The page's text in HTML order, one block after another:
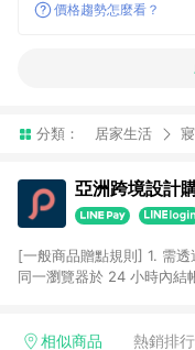
價格趨勢怎麼看？
分類： 居家生活
亞洲跨境設計
[一般商品贈點規則] 1. 需
同一瀏覽器於 24 小時內
回饋訂單不得享有 Pinkoi
相似商品 熱銷排